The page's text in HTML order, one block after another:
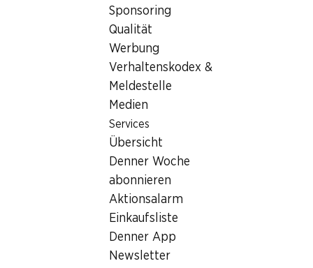
Sponsoring
Qualität
Werbung
Verhaltenskodex &
Meldestelle
Medien
Services
Übersicht
Denner Woche
abonnieren
Aktionsalarm
Einkaufsliste
Denner App
Newsletter
* Konkurrenzvergleich
Wonderful Pistazien Salz &
Wonderful Pistazien
geröstet und gesalzen, 60 g